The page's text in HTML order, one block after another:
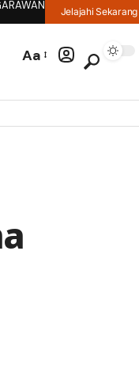
Jelajahi Sekarang
Aa